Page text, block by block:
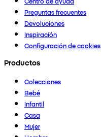
Preguntas frecuentes
Devoluciones
Inspiración
Configuración de cookies
Productos
Colecciones
Bebé
Infantil
Casa
Mujer